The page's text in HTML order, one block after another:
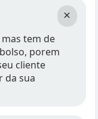
×
tem de
porem
cliente
da sua